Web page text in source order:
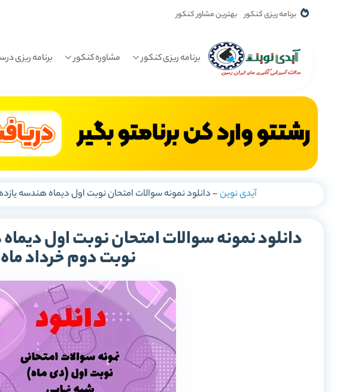
برنامه ریزی کنکور بهترین مشاور کنکور
برنامه ریزی کنکور مشاوره کنکور برنامه ریزی
آیدی نوین-دانلود نمونه سوالات امتحان نوبت اول دیماه هندسه
دانلود نمونه سوالات امتحان نوبت اول
نوبت دوم خرداد ماه